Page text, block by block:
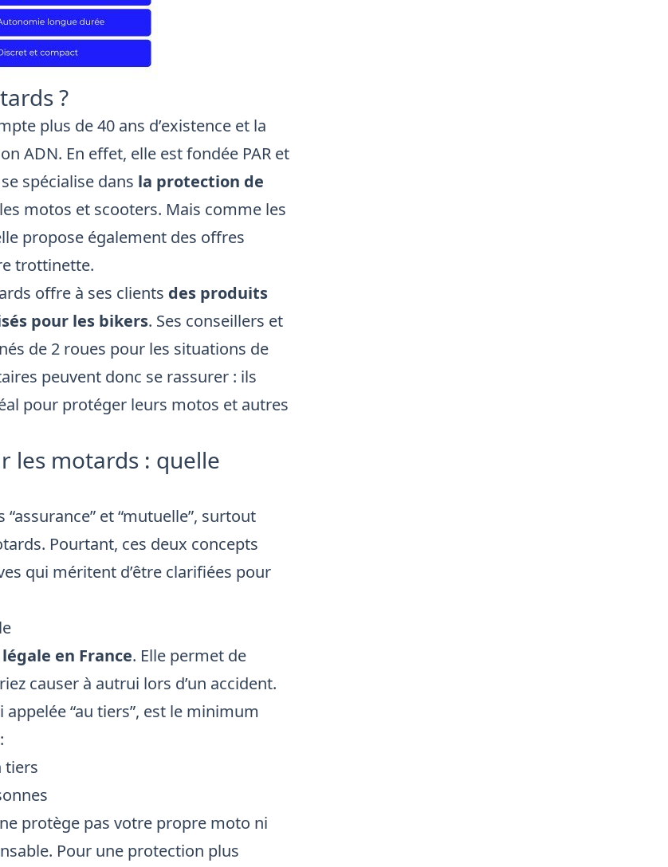
?
plus de 40 ans d’existence et la
ADN. En effet, elle est fondée PAR et
spécialise dans la protection de
motos et scooters. Mais comme les
propose également des offres
trottinette.
offre à ses clients des produits
pour les bikers. Ses conseillers et
de 2 roues pour les situations de
peuvent donc se rassurer : ils
pour protéger leurs motos et autres
les motards : quelle
et “mutuelle”, surtout
Pourtant, ces deux concepts
qui méritent d’être clarifiées pour
en France. Elle permet de
causer à autrui lors d’un accident.
appelée “au tiers”, est le minimum
tiers
protège pas votre propre moto ni
Pour une protection plus